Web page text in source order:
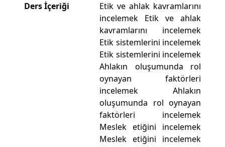
Ders İçeriği
Etik ve ahlak kavramlarını
incelemek Etik ve ahlak
kavramlarını incelemek
Etik sistemlerini incelemek
Etik sistemlerini incelemek
Ahlakın oluşumunda rol
oynayan faktörleri
incelemek Ahlakın
oluşumunda rol oynayan
faktörleri incelemek
Meslek etiğini incelemek
Meslek etiğini incelemek